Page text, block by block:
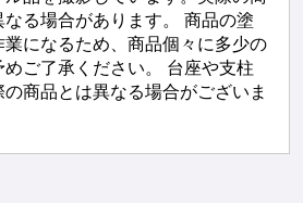
る場合があります。 商品の塗
になるため、商品個々に多少の
ご了承ください。 台座や支柱
商品とは異なる場合がございま